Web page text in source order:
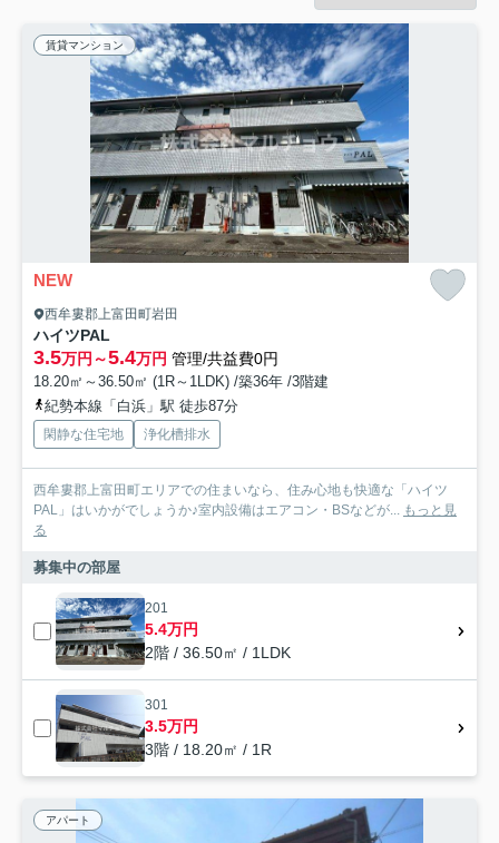
賃貸マンション
NEW
西牟婁郡上富田町岩田
ハイツPAL
3.5万円～5.4万円 管理/共益費0円
18.20㎡～36.50㎡ (1R～1LDK) /築36年 /3階建
紀勢本線「白浜」駅 徒歩87分
閑静な住宅地 浄化槽排水
西牟婁郡上富田町エリアでの住まいなら、住み心地も快適な「ハイツ
PAL」はいかがでしょうか♪室内設備はエアコン・BSなどが... もっと見
る
募集中の部屋
201
5.4万円
2階 / 36.50㎡ / 1LDK
301
3.5万円
3階 / 18.20㎡ / 1R
アパート